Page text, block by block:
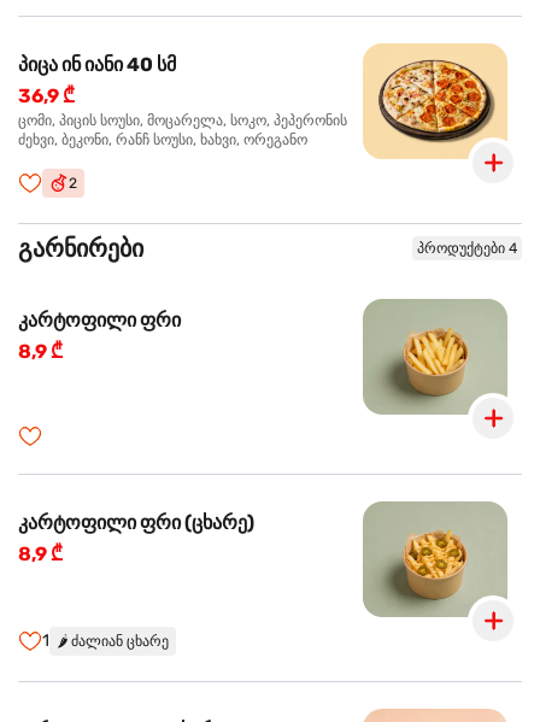
პიცა ინ იანი 40 სმ
36,9 ₾
ცომი, პიცის სოუსი, მოცარელა, სოკო, პეპერონის
ძეხვი, ბეკონი, რანჩ სოუსი, ხახვი, ორეგანო
2
გარნირები პროდუქტები 4
კარტოფილი ფრი
8,9 ₾
კარტოფილი ფრი (ცხარე)
8,9 ₾
1 🌶️ ძალიან ცხარე